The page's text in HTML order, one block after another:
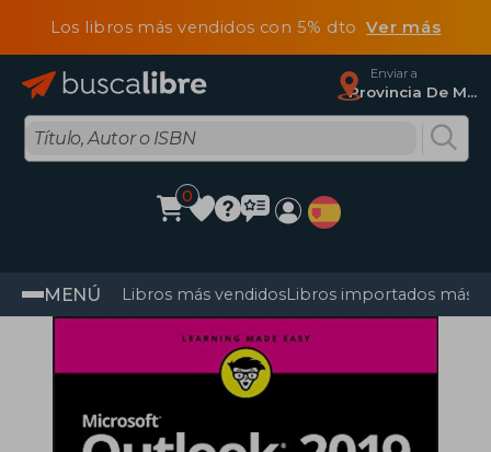
Los libros más vendidos con 5% dtoVer más
Enviar a
Provincia De Madrid
0
MENÚ Libros más vendidosLibros importados más